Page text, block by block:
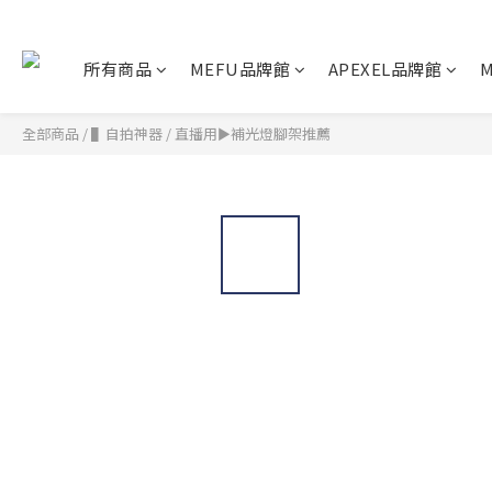
所有商品 MEFU品牌館 APEXEL品牌館
全部商品 /▌自拍神器 /直播用►補光燈腳架推薦